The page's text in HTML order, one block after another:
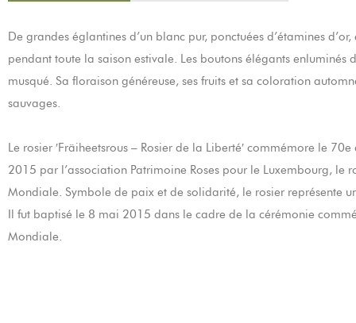
De grandes églantines d’un blanc pur, ponctuées d’étamines
pendant toute la saison estivale. Les boutons élégants
musqué. Sa floraison généreuse, ses fruits et sa coloration
sauvages.
Le rosier ′Fräiheetsrous – Rosier de la Liberté′ commémore le
2015 par l’association Patrimoine Roses pour le Luxembourg,
Mondiale. Symbole de paix et de solidarité, le rosier représente
Il fut baptisé le 8 mai 2015 dans le cadre de la cérémonie
Mondiale.